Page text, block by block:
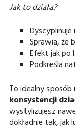
Jak to działa?
Sprawia, że
Efekt jak po
Podkreśla
To idealny
konsystencji
wystylizujesz
dokładnie tak, jak